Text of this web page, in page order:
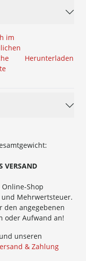
im
Herunterladen
VERSAND
Shop
und Mehrwertsteuer.
den angegebenen
oder Aufwand an!
unseren
& Zahlung